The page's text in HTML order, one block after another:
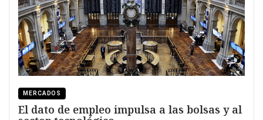
MERCADOS
El dato de empleo impulsa a las bolsas y al